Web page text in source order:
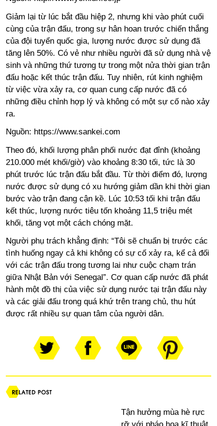
Giảm lại từ lúc bắt đầu hiệp 2, nhưng khi vào phút cuối
cùng của trận đấu, trong sự hân hoan trước chiến thắng
của đội tuyển quốc gia, lượng nước được sử dụng đã
tăng lên 50%. Có vẻ như nhiều người đã sử dụng nhà vệ
sinh và những thứ tương tự trong một nửa thời gian trận
đấu hoặc kết thúc trận đấu. Tuy nhiên, rút kinh nghiệm
từ việc vừa xảy ra, cơ quan cung cấp nước đã có
những điều chỉnh hợp lý và không có một sự cố nào xảy
ra.
Nguồn: https://www.sankei.com
Theo đó, khối lượng phân phối nước đạt đỉnh (khoảng
210.000 mét khối/giờ) vào khoảng 8:30 tối, tức là 30
phút trước lúc trận đấu bắt đầu. Từ thời điểm đó, lượng
nước được sử dụng có xu hướng giảm dần khi thời gian
bước vào trận đang cận kề. Lúc 10:53 tối khi trận đấu
kết thúc, lượng nước tiêu tốn khoảng 11,5 triệu mét
khối, tăng vọt một cách chóng mặt.
Người phụ trách khẳng định: “Tôi sẽ chuẩn bị trước các
tình huống ngay cả khi không có sự cố xảy ra, kể cả đối
với các trận đấu trong tương lai như cuộc chạm trán
giữa Nhật Bản với Senegal”. Cơ quan cấp nước đã phát
hành một đồ thị của việc sử dụng nước tại trận đấu này
và các giải đấu trong quá khứ trên trang chủ, thu hút
được rất nhiều sự quan tâm của người dân.
Tận hưởng mùa hè rực
rỡ với pháo hoa kĩ thuật